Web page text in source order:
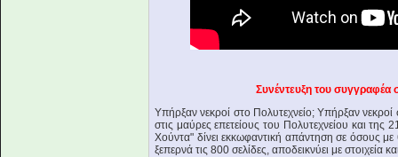
Συνέντευξη του
Υπήρξαν νεκροί στο Πολυτεχνείο; Υπήρξαν
στις μαύρες επετείους του Πολυτεχνείου και
Χούντα" δίνει εκκωφαντική απάντηση σε όσους
ξεπερνά τις 800 σελίδες, αποδεικνύει με